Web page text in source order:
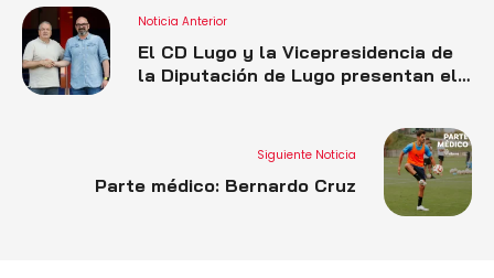
Noticia Anterior
El CD Lugo y la Vicepresidencia de
la Diputación de Lugo presentan el
Siguiente Noticia
Parte médico: Bernardo Cruz